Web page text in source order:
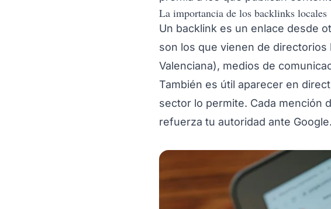
La importancia de los backlinks locales
Un backlink es un enlace desde
son los que vienen de
Valenciana), medios de
También es útil aparecer en
sector lo permite. Cada mención
refuerza tu autoridad ante Google.